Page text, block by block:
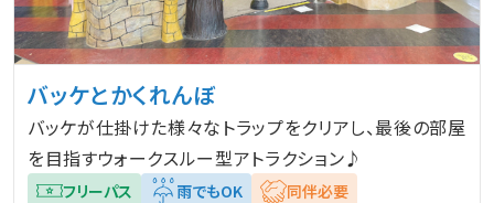
ペット（わんちゃん）と一緒にご利用いただける
アトラクションには、アトラクションごとのルール
ワンだパル！
園内にペットをお預かりできる施設はございませ
ん。
遊び方
雨でもOK わんちゃんといっしょに
絞り込む
バッケとかくれんぼ
バッケが仕掛けた様々なトラップをクリアし、最後の部屋
を目指すウォークスルー型アトラクション♪
フリーパス 雨でもOK
同伴必要